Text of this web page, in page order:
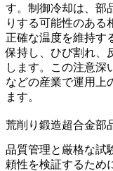
す。 制御冷却は、部
りする可能性のある
正確な温度を維持す
保持し、ひび割れ、
します。この注意深
などの産業で運用上
ます。
荒削り鍛造超合金部
品質管理と厳格な試
頼性を検証するため